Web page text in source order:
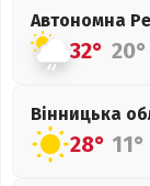
Автономна
32° 20°
Вінницька
28° 11°